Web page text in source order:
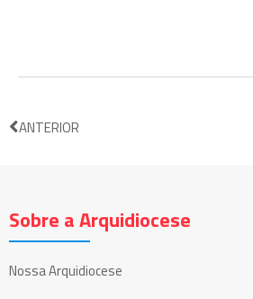
ANTERIOR
Sobre a Arquidiocese
Nossa Arquidiocese